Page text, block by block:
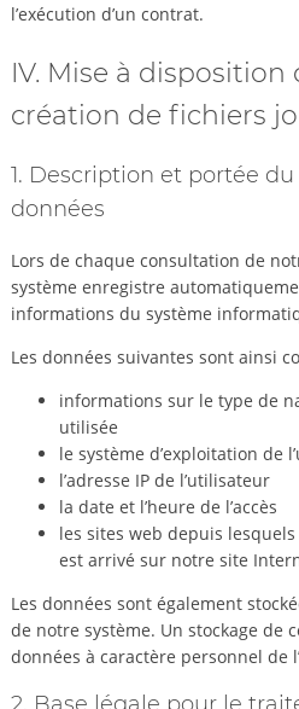
l’exécution d’un contrat.
IV. Mise à
création de fichiers
1. Description et portée
données
Lors de chaque consultation de
système enregistre
informations du système
Les données suivantes sont ainsi
informations sur le type de
utilisée
le système d’exploitation de
l’adresse IP de l’utilisateur
la date et l’heure de l’accès
les sites web depuis
est arrivé sur notre site
Les données sont également
de notre système. Un stockage de
données à caractère personnel de